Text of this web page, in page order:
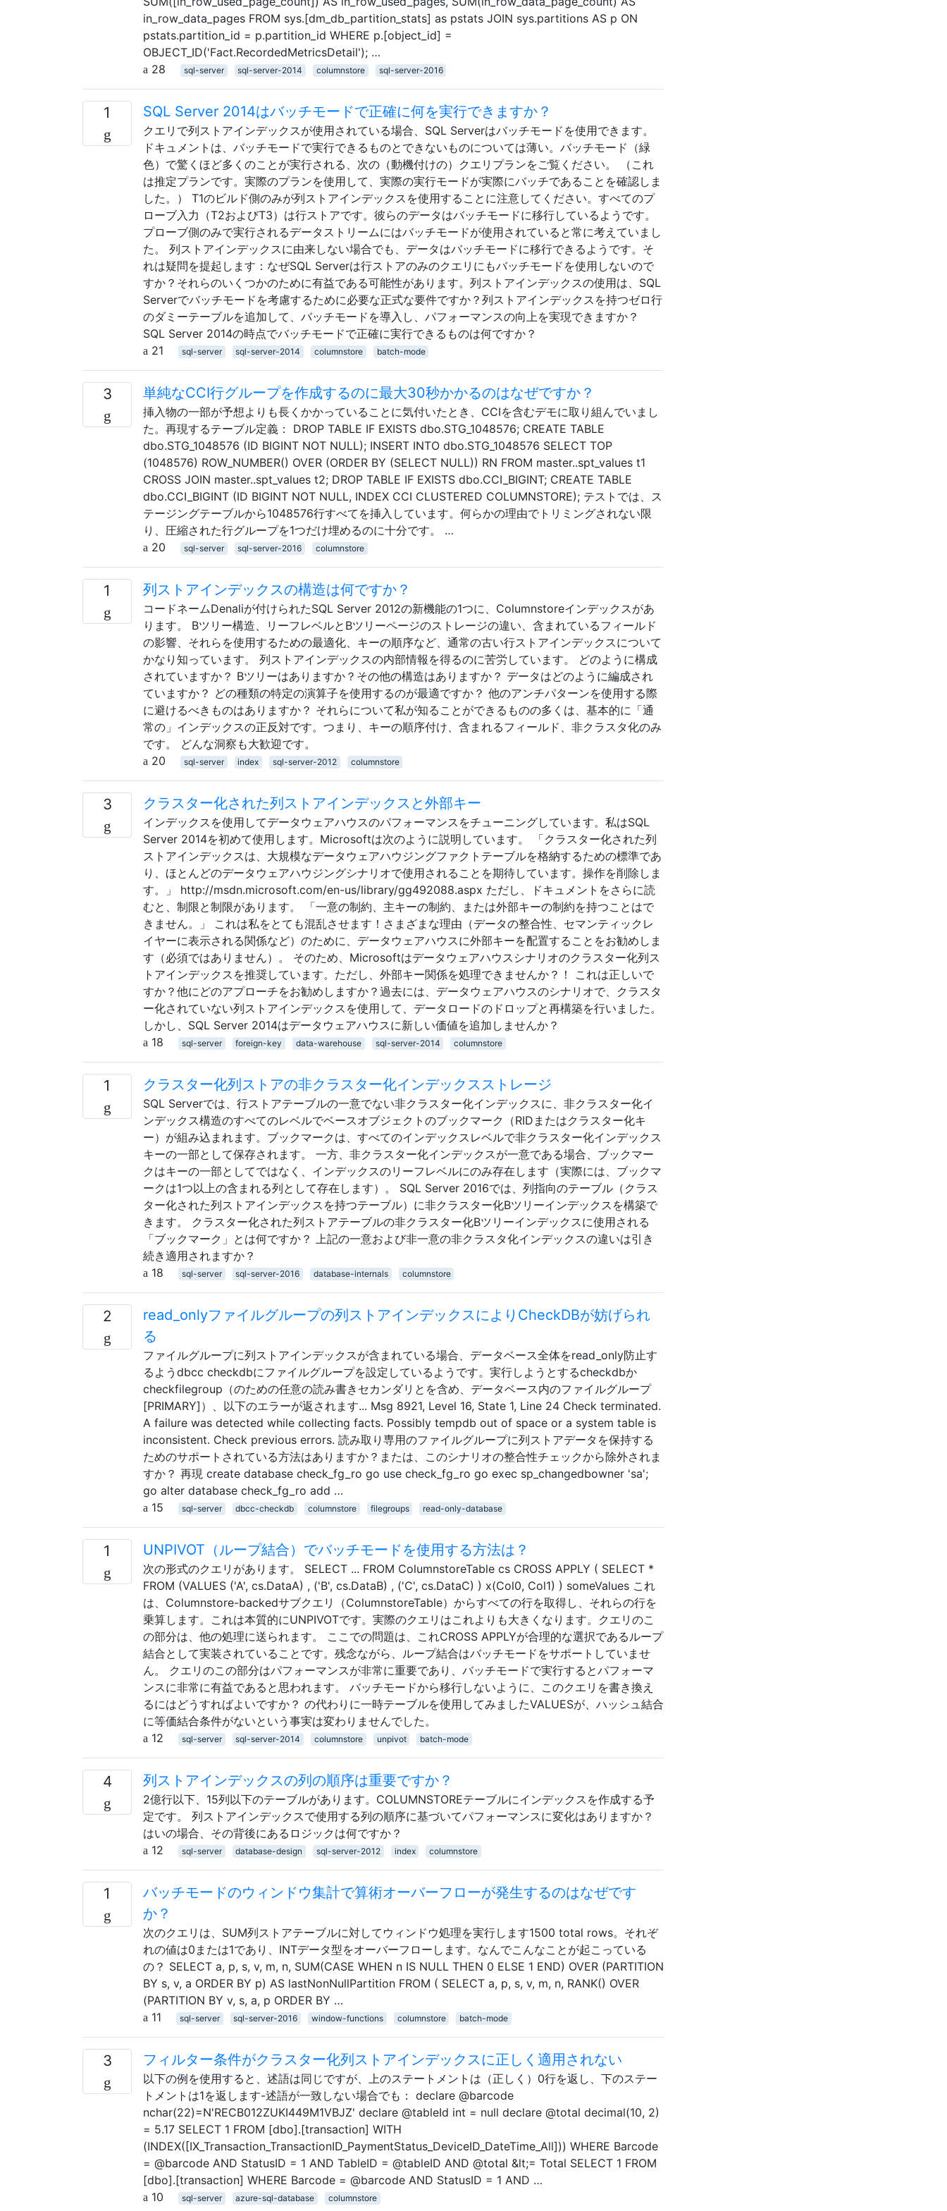
in_row_data_pages FROM sys.[dm_db_partition_stats] as pstats JOIN sys.partitions AS p ON
pstats.partition_id = p.partition_id WHERE p.[object_id] =
OBJECT_ID('Fact.RecordedMetricsDetail'); …
28
sql-server sql-server-2014 columnstore sql-server-2016
1 SQL Server 2014はバッチモードで正確に何を実行できますか？
クエリで列ストアインデックスが使用されている場合、SQL Serverはバッチモードを使用できます。
ドキュメントは、バッチモードで実行できるものとできないものについては薄い。バッチモード（緑
色）で驚くほど多くのことが実行される、次の（動機付けの）クエリプランをご覧ください。 （これ
は推定プランです。実際のプランを使用して、実際の実行モードが実際にバッチであることを確認しま
した。） T1のビルド側のみが列ストアインデックスを使用することに注意してください。すべてのプ
ローブ入力（T2およびT3）は行ストアです。彼らのデータはバッチモードに移行しているようです。
プローブ側のみで実行されるデータストリームにはバッチモードが使用されていると常に考えていまし
た。 列ストアインデックスに由来しない場合でも、データはバッチモードに移行できるようです。そ
れは疑問を提起します：なぜSQL Serverは行ストアのみのクエリにもバッチモードを使用しないので
すか？それらのいくつかのために有益である可能性があります。列ストアインデックスの使用は、SQL
Serverでバッチモードを考慮するために必要な正式な要件ですか？列ストアインデックスを持つゼロ行
のダミーテーブルを追加して、バッチモードを導入し、パフォーマンスの向上を実現できますか？
SQL Server 2014の時点でバッチモードで正確に実行できるものは何ですか？
21
sql-server sql-server-2014 columnstore batch-mode
3 単純なCCI行グループを作成するのに最大30秒かかるのはなぜですか？
挿入物の一部が予想よりも長くかかっていることに気付いたとき、CCIを含むデモに取り組んでいまし
た。再現するテーブル定義： DROP TABLE IF EXISTS dbo.STG_1048576; CREATE TABLE
dbo.STG_1048576 (ID BIGINT NOT NULL); INSERT INTO dbo.STG_1048576 SELECT TOP
(1048576) ROW_NUMBER() OVER (ORDER BY (SELECT NULL)) RN FROM master..spt_values t1
CROSS JOIN master..spt_values t2; DROP TABLE IF EXISTS dbo.CCI_BIGINT; CREATE TABLE
dbo.CCI_BIGINT (ID BIGINT NOT NULL, INDEX CCI CLUSTERED COLUMNSTORE); テストでは、ス
テージングテーブルから1048576行すべてを挿入しています。何らかの理由でトリミングされない限
り、圧縮された行グループを1つだけ埋めるのに十分です。 …
20
sql-server sql-server-2016 columnstore
1 列ストアインデックスの構造は何ですか？
コードネームDenaliが付けられたSQL Server 2012の新機能の1つに、Columnstoreインデックスがあ
ります。 Bツリー構造、リーフレベルとBツリーページのストレージの違い、含まれているフィールド
の影響、それらを使用するための最適化、キーの順序など、通常の古い行ストアインデックスについて
かなり知っています。 列ストアインデックスの内部情報を得るのに苦労しています。 どのように構成
されていますか？ Bツリーはありますか？その他の構造はありますか？ データはどのように編成され
ていますか？ どの種類の特定の演算子を使用するのが最適ですか？ 他のアンチパターンを使用する際
に避けるべきものはありますか？ それらについて私が知ることができるものの多くは、基本的に「通
常の」インデックスの正反対です。つまり、キーの順序付け、含まれるフィールド、非クラスタ化のみ
です。 どんな洞察も大歓迎です。
20
sql-server index sql-server-2012 columnstore
3 クラスター化された列ストアインデックスと外部キー
インデックスを使用してデータウェアハウスのパフォーマンスをチューニングしています。私はSQL
Server 2014を初めて使用します。Microsoftは次のように説明しています。 「クラスター化された列
ストアインデックスは、大規模なデータウェアハウジングファクトテーブルを格納するための標準であ
り、ほとんどのデータウェアハウジングシナリオで使用されることを期待しています。操作を削除しま
す。」 http://msdn.microsoft.com/en-us/library/gg492088.aspx ただし、ドキュメントをさらに読
むと、制限と制限があります。 「一意の制約、主キーの制約、または外部キーの制約を持つことはで
きません。」 これは私をとても混乱させます！さまざまな理由（データの整合性、セマンティックレ
イヤーに表示される関係など）のために、データウェアハウスに外部キーを配置することをお勧めしま
す（必須ではありません）。 そのため、Microsoftはデータウェアハウスシナリオのクラスター化列ス
トアインデックスを推奨しています。ただし、外部キー関係を処理できませんか？！ これは正しいで
すか？他にどのアプローチをお勧めしますか？過去には、データウェアハウスのシナリオで、クラスタ
ー化されていない列ストアインデックスを使用して、データロードのドロップと再構築を行いました。
しかし、SQL Server 2014はデータウェアハウスに新しい価値を追加しませんか？
18
sql-server foreign-key data-warehouse sql-server-2014 columnstore
1 クラスター化列ストアの非クラスター化インデックスストレージ
SQL Serverでは、行ストアテーブルの一意でない非クラスター化インデックスに、非クラスター化イ
ンデックス構造のすべてのレベルでベースオブジェクトのブックマーク（RIDまたはクラスター化キ
ー）が組み込まれます。ブックマークは、すべてのインデックスレベルで非クラスター化インデックス
キーの一部として保存されます。 一方、非クラスター化インデックスが一意である場合、ブックマー
クはキーの一部としてではなく、インデックスのリーフレベルにのみ存在します（実際には、ブックマ
ークは1つ以上の含まれる列として存在します）。 SQL Server 2016では、列指向のテーブル（クラス
ター化された列ストアインデックスを持つテーブル）に非クラスター化Bツリーインデックスを構築で
きます。 クラスター化された列ストアテーブルの非クラスター化Bツリーインデックスに使用される
「ブックマーク」とは何ですか？ 上記の一意および非一意の非クラスタ化インデックスの違いは引き
続き適用されますか？
18
sql-server sql-server-2016 database-internals columnstore
2
read_onlyファイルグループの列ストアインデックスによりCheckDBが妨げられ
る
ファイルグループに列ストアインデックスが含まれている場合、データベース全体をread_only防止す
るようdbcc checkdbにファイルグループを設定しているようです。実行しようとするcheckdbか
checkfilegroup（のための任意の読み書きセカンダリとを含め、データベース内のファイルグループ
[PRIMARY]）、以下のエラーが返されます... Msg 8921, Level 16, State 1, Line 24 Check terminated.
A failure was detected while collecting facts. Possibly tempdb out of space or a system table is
inconsistent. Check previous errors. 読み取り専用のファイルグループに列ストアデータを保持する
ためのサポートされている方法はありますか？または、このシナリオの整合性チェックから除外されま
すか？ 再現 create database check_fg_ro go use check_fg_ro go exec sp_changedbowner 'sa';
go alter database check_fg_ro add …
15
sql-server dbcc-checkdb columnstore filegroups read-only-database
1 UNPIVOT（ループ結合）でバッチモードを使用する方法は？
次の形式のクエリがあります。 SELECT ... FROM ColumnstoreTable cs CROSS APPLY ( SELECT *
FROM (VALUES ('A', cs.DataA) , ('B', cs.DataB) , ('C', cs.DataC) ) x(Col0, Col1) ) someValues これ
は、Columnstore-backedサブクエリ（ColumnstoreTable）からすべての行を取得し、それらの行を
乗算します。これは本質的にUNPIVOTです。実際のクエリはこれよりも大きくなります。クエリのこ
の部分は、他の処理に送られます。 ここでの問題は、これCROSS APPLYが合理的な選択であるループ
結合として実装されていることです。残念ながら、ループ結合はバッチモードをサポートしていませ
ん。 クエリのこの部分はパフォーマンスが非常に重要であり、バッチモードで実行するとパフォーマ
ンスに非常に有益であると思われます。 バッチモードから移行しないように、このクエリを書き換え
るにはどうすればよいですか？ の代わりに一時テーブルを使用してみましたVALUESが、ハッシュ結合
に等価結合条件がないという事実は変わりませんでした。
12
sql-server sql-server-2014 columnstore unpivot batch-mode
4 列ストアインデックスの列の順序は重要ですか？
2億行以下、15列以下のテーブルがあります。COLUMNSTOREテーブルにインデックスを作成する予
定です。 列ストアインデックスで使用する列の順序に基づいてパフォーマンスに変化はありますか？
はいの場合、その背後にあるロジックは何ですか？
12
sql-server database-design sql-server-2012 index columnstore
1
バッチモードのウィンドウ集計で算術オーバーフローが発生するのはなぜです
か？
次のクエリは、SUM列ストアテーブルに対してウィンドウ処理を実行します1500 total rows。それぞ
れの値は0または1であり、INTデータ型をオーバーフローします。なんでこんなことが起こっている
の？ SELECT a, p, s, v, m, n, SUM(CASE WHEN n IS NULL THEN 0 ELSE 1 END) OVER (PARTITION
BY s, v, a ORDER BY p) AS lastNonNullPartition FROM ( SELECT a, p, s, v, m, n, RANK() OVER
(PARTITION BY v, s, a, p ORDER BY …
11
sql-server sql-server-2016 window-functions columnstore batch-mode
3 フィルター条件がクラスター化列ストアインデックスに正しく適用されない
以下の例を使用すると、述語は同じですが、上のステートメントは（正しく）0行を返し、下のステー
トメントは1を返します-述語が一致しない場合でも： declare @barcode
nchar(22)=N'RECB012ZUKI449M1VBJZ' declare @tableId int = null declare @total decimal(10, 2)
= 5.17 SELECT 1 FROM [dbo].[transaction] WITH
(INDEX([IX_Transaction_TransactionID_PaymentStatus_DeviceID_DateTime_All])) WHERE Barcode
= @barcode AND StatusID = 1 AND TableID = @tableID AND @total &lt;= Total SELECT 1 FROM
[dbo].[transaction] WHERE Barcode = @barcode AND StatusID = 1 AND …
10
sql-server azure-sql-database columnstore